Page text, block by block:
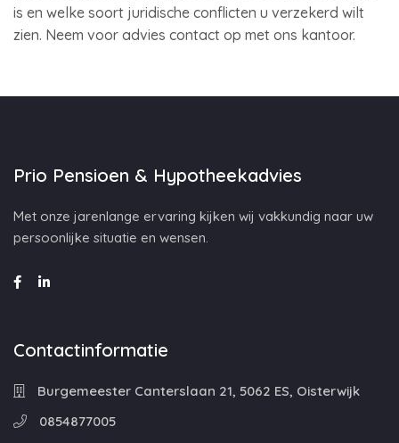
is en welke soort juridische conflicten u verzekerd wilt
zien. Neem voor advies contact op met ons kantoor.
Prio Pensioen & Hypotheekadvies
Met onze jarenlange ervaring kijken wij vakkundig naar uw
persoonlijke situatie en wensen.
Contactinformatie
Burgemeester Canterslaan 21, 5062 ES, Oisterwijk
0854877005